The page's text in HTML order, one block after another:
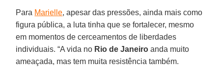
Para Marielle, apesar das pressões, ainda mais como
figura pública, a luta tinha que se fortalecer, mesmo
em momentos de cerceamentos de liberdades
individuais. “A vida no Rio de Janeiro anda muito
ameaçada, mas tem muita resistência também.